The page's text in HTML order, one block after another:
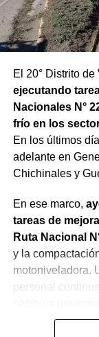
El 20° Distrito de
ejecutando
Nacionales N°
frío en los
En los últimos
adelante en
Chichinales y
En ese marco,
tareas de
Ruta Nacional
y la
motoniveladora.
personal